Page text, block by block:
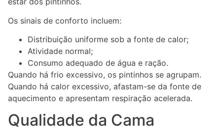
Os sinais de conforto incluem:
Distribuição uniforme sob a fonte de calor;
Atividade normal;
Consumo adequado de água e ração.
Quando há frio excessivo, os pintinhos se agrupam.
Quando há calor excessivo, afastam-se da fonte de
aquecimento e apresentam respiração acelerada.
Qualidade da Cama